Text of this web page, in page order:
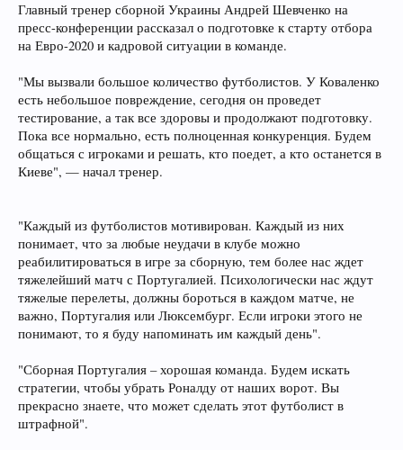
Главный тренер сборной Украины Андрей Шевченко на
пресс-конференции рассказал о подготовке к старту отбора
на Евро-2020 и кадровой ситуации в команде.
"Мы вызвали большое количество футболистов. У Коваленко
есть небольшое повреждение, сегодня он проведет
тестирование, а так все здоровы и продолжают подготовку.
Пока все нормально, есть полноценная конкуренция. Будем
общаться с игроками и решать, кто поедет, а кто останется в
Киеве", — начал тренер.
"Каждый из футболистов мотивирован. Каждый из них
понимает, что за любые неудачи в клубе можно
реабилитироваться в игре за сборную, тем более нас ждет
тяжелейший матч с Португалией. Психологически нас ждут
тяжелые перелеты, должны бороться в каждом матче, не
важно, Португалия или Люксембург. Если игроки этого не
понимают, то я буду напоминать им каждый день".
"Сборная Португалия – хорошая команда. Будем искать
стратегии, чтобы убрать Роналду от наших ворот. Вы
прекрасно знаете, что может сделать этот футболист в
штрафной".